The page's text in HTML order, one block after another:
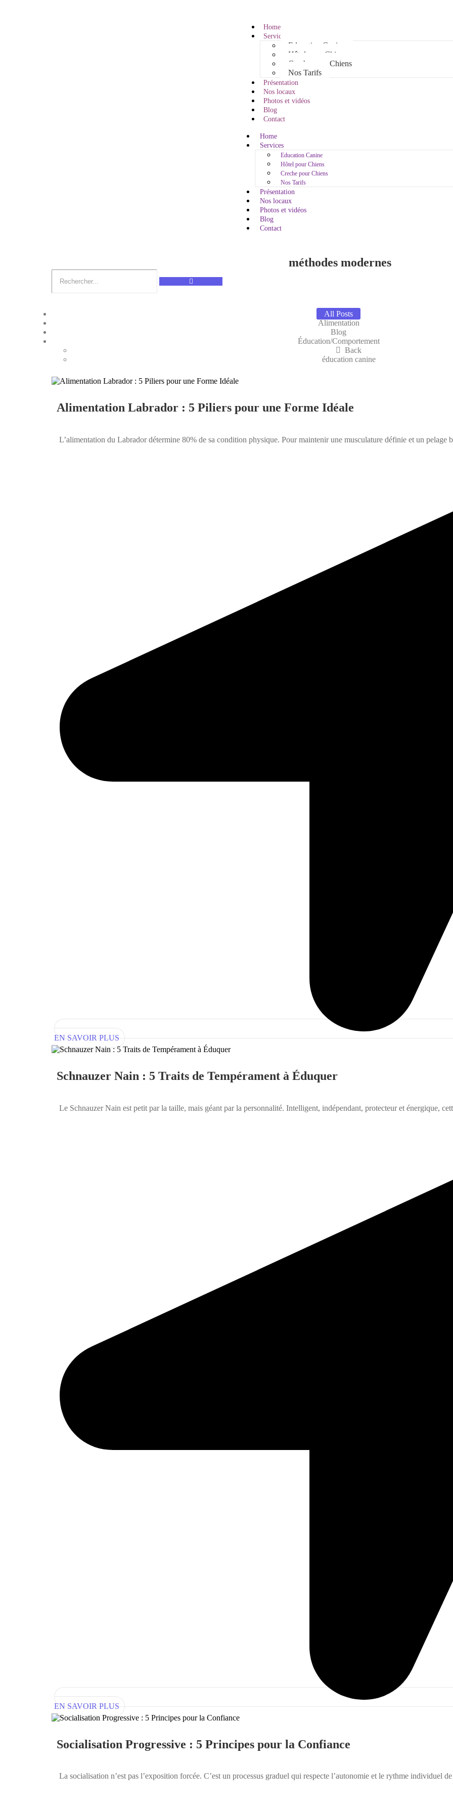
Home
Services
Education Canine
Hôtel pour Chiens
Creche pour Chiens
Nos Tarifs
Présentation
Nos locaux
Photos et vidéos
Blog
Contact
Home
Services
Education Canine
Hôtel pour Chiens
Creche pour Chiens
Nos Tarifs
Présentation
Nos locaux
Photos et vidéos
Blog
Contact
méthodes modernes
All Posts
Alimentation
Blog
Éducation/Comportement
Back
éducation canine
Alimentation Labrador : 5 Piliers pour une Forme Idéale
L’alimentation du Labrador détermine 80% de sa condition physique. Pour maintenir une musculature définie et un pelage
EN SAVOIR PLUS
Schnauzer Nain : 5 Traits de Tempérament à Éduquer
Le Schnauzer Nain est petit par la taille, mais géant par la personnalité. Intelligent, indépendant, protecteur et énergique,
EN SAVOIR PLUS
Socialisation Progressive : 5 Principes pour la Confiance
La socialisation n’est pas l’exposition forcée. C’est un processus graduel qui respecte l’autonomie et le rythme individuel